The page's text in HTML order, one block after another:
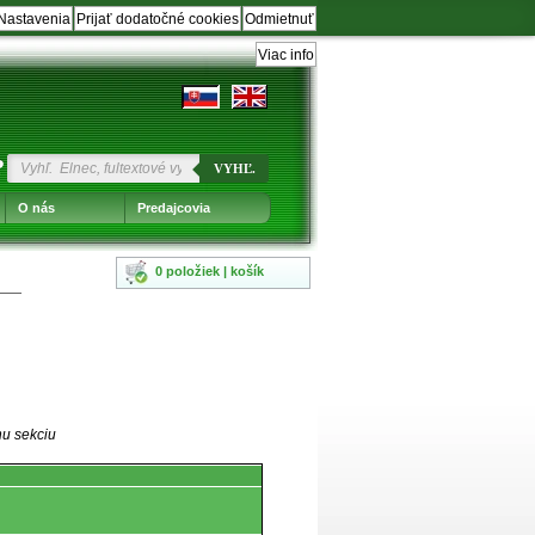
Odmietnuť
Prijať dodatočné cookies
Nastavenia
Viac info
VYHĽ.
O nás Predajcovia
0 položiek | košík
sekciu